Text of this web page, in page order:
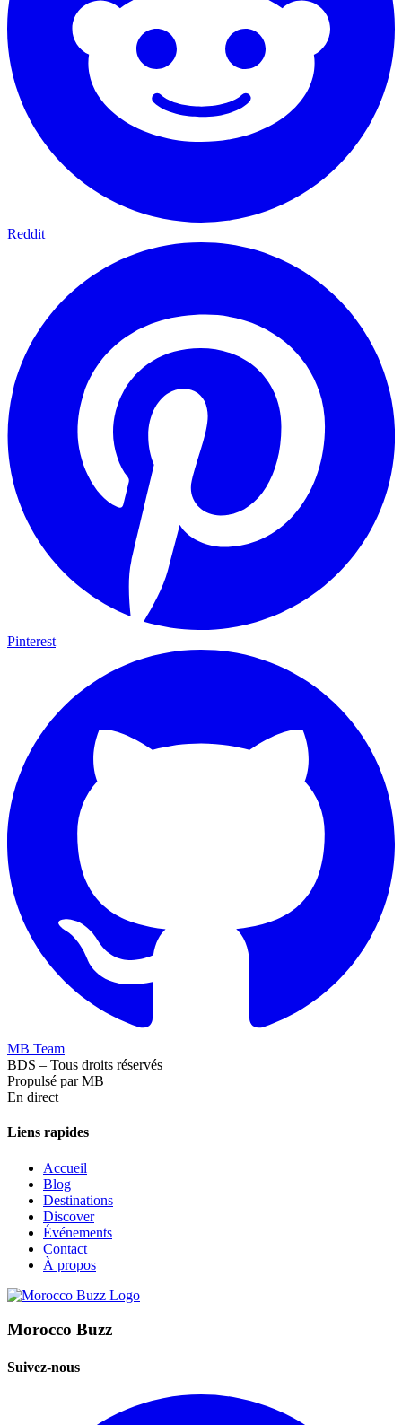
Reddit
Pinterest
MB Team
BDS – Tous droits réservés
Propulsé par MB
En direct
Liens rapides
Accueil
Blog
Destinations
Discover
Événements
Contact
À propos
Morocco Buzz
Suivez-nous